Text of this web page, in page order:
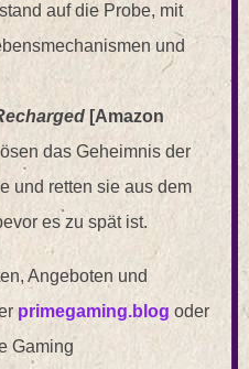
auf die Probe, mit
und
[Amazon
das Geheimnis der
und retten sie aus dem
es zu spät ist.
Angeboten und
primegaming.blog oder
Gaming